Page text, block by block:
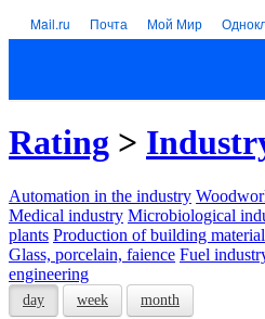
Mail.ru Почта Мой Мир
Rating >
Automation in the industry
Medical industry Microbiological
plants Production of building
Glass, porcelain, faience Fuel
engineering
day week month